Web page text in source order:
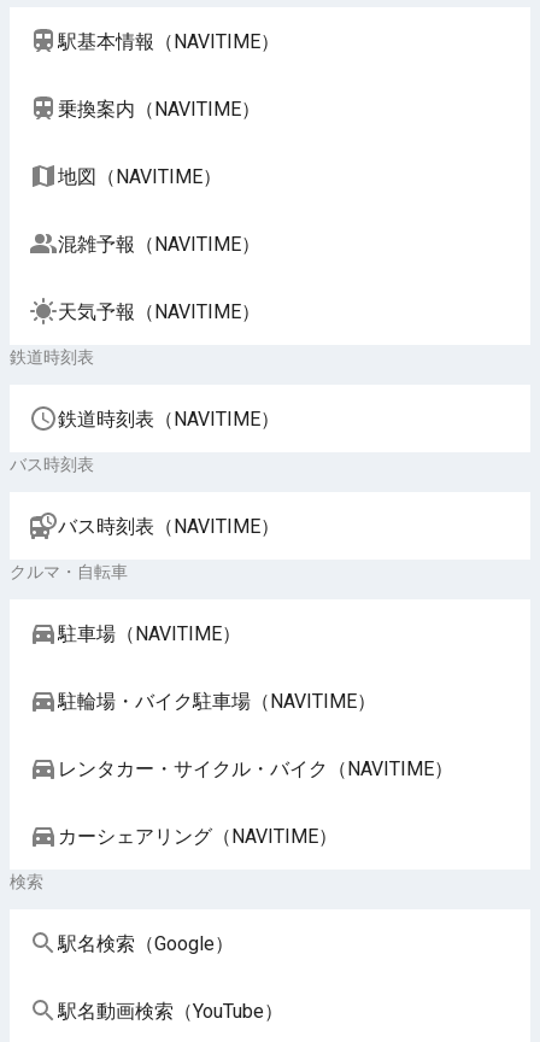
駅基本情報（NAVITIME）
乗換案内（NAVITIME）
地図（NAVITIME）
混雑予報（NAVITIME）
天気予報（NAVITIME）
鉄道時刻表
鉄道時刻表（NAVITIME）
バス時刻表
バス時刻表（NAVITIME）
クルマ・自転車
駐車場（NAVITIME）
駐輪場・バイク駐車場（NAVITIME）
レンタカー・サイクル・バイク（NAVITIME）
カーシェアリング（NAVITIME）
検索
駅名検索（Google）
駅名動画検索（YouTube）